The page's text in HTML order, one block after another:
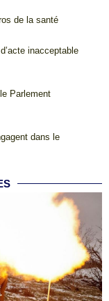
de la santé
inacceptable
Parlement
dans le